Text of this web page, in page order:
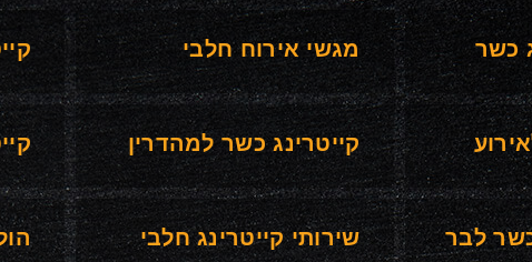
כשר מגשי אירוח חלבי
קייטרינג כשר למהדרין
כשר לבר
שירותי קייטרינג חלבי